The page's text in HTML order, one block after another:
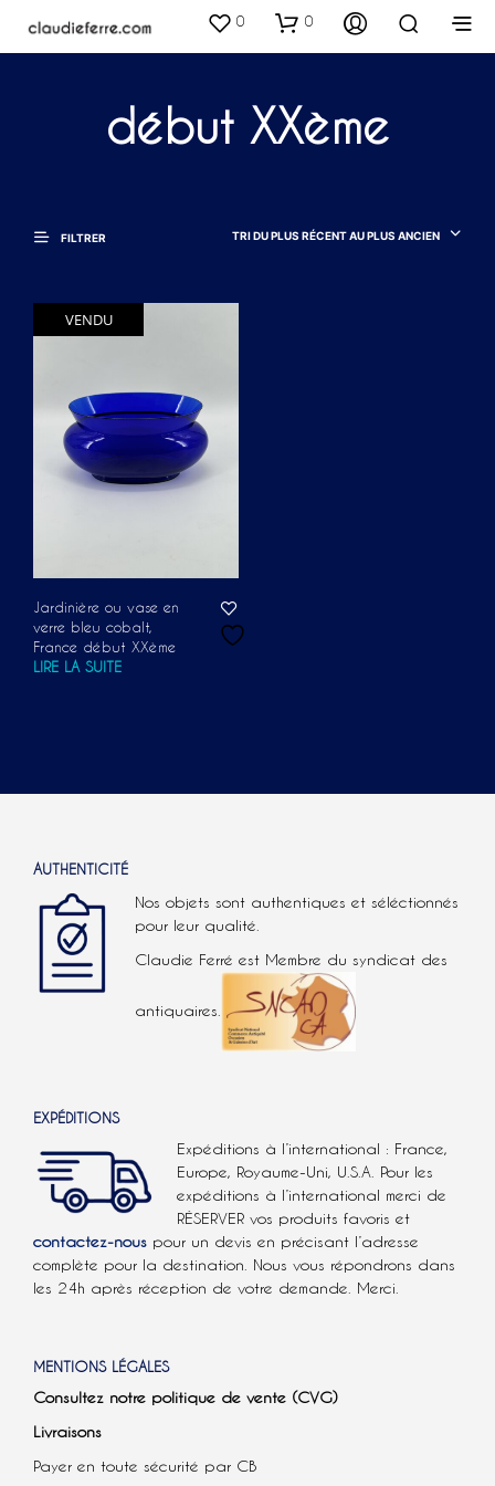
0 0
début XXème
FILTRER TRI DU PLUS RÉCENT AU PLUS ANCIEN
VENDU
Jardinière ou vase en
verre bleu cobalt,
France début XXème
LIRE LA SUITE
AUTHENTICITÉ
Nos objets sont authentiques et séléctionnés
pour leur qualité.
Claudie Ferré est Membre du syndicat des
antiquaires.
EXPÉDITIONS
Expéditions à l’international : France,
Europe, Royaume-Uni, U.S.A. Pour les
expéditions à l’international merci de
RÉSERVER vos produits favoris et
contactez-nous pour un devis en précisant l’adresse
complète pour la destination. Nous vous répondrons dans
les 24h après réception de votre demande. Merci.
MENTIONS LÉGALES
Consultez notre politique de vente (CVG)
Livraisons
Payer en toute sécurité par CB